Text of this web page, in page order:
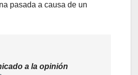
pasada a causa de un
a la opinión